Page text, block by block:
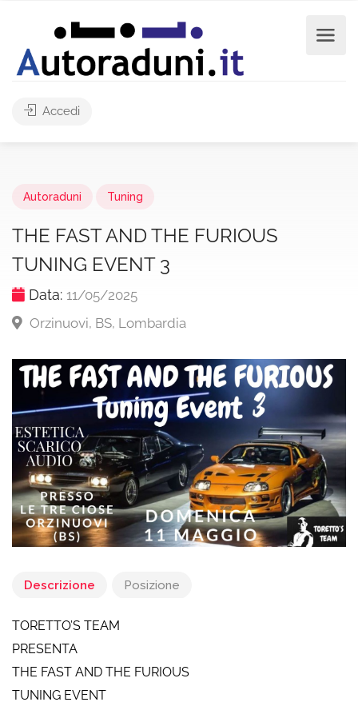
Accedi
Autoraduni Tuning
THE FAST AND THE FURIOUS
TUNING EVENT 3
Data: 11/05/2025
Orzinuovi, BS, Lombardia
Descrizione Posizione
TORETTO’S TEAM
PRESENTA
THE FAST AND THE FURIOUS
TUNING EVENT